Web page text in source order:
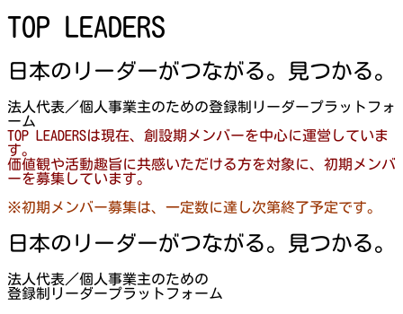
TOP LEADERS
日本のリーダーがつながる。見つかる。
法人代表／個人事業主のための登録制リーダープラットフォ
ーム
TOP LEADERSは現在、創設期メンバーを中心に運営していま
す。
価値観や活動趣旨に共感いただける方を対象に、初期メンバ
ーを募集しています。
※初期メンバー募集は、一定数に達し次第終了予定です。
日本のリーダーがつながる。見つかる。
法人代表／個人事業主のための
登録制リーダープラットフォーム